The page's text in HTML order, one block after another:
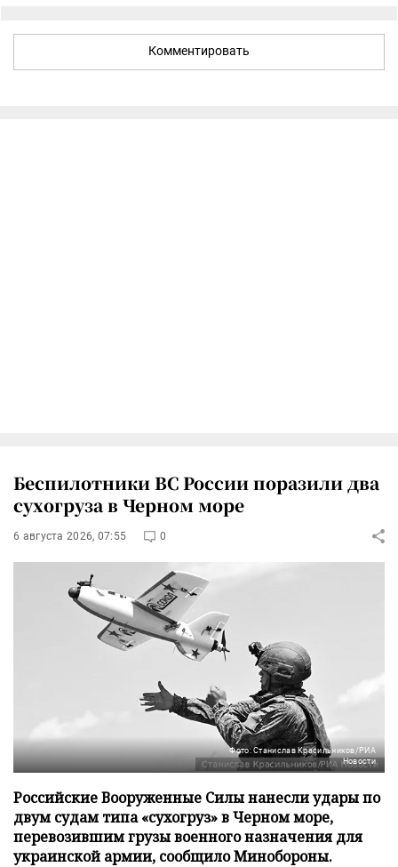
Комментировать
Беспилотники ВС России поразили два
сухогруза в Черном море
6 августа 2026, 07:55 0
Фото: Станислав Красильников/РИА
Новости
Российские Вооруженные Силы нанесли удары по
двум судам типа «сухогруз» в Черном море,
перевозившим грузы военного назначения для
украинской армии, сообщило Минобороны.